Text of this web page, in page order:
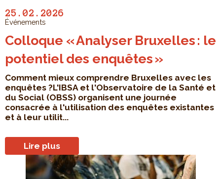
25.02.2026
Événements
Colloque « Analyser Bruxelles : le
potentiel des enquêtes »
Comment mieux comprendre Bruxelles avec les
enquêtes ?L'IBSA et l'Observatoire de la Santé et
du Social (OBSS) organisent une journée
consacrée à l'utilisation des enquêtes existantes
et à leur utilit...
Lire plus